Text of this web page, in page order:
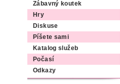
Zábavný koutek
Hry
Diskuse
Píšete sami
Katalog služeb
Počasí
Odkazy